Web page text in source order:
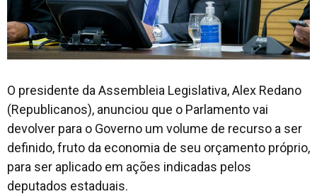
O presidente da Assembleia Legislativa, Alex Redano
(Republicanos), anunciou que o Parlamento vai
devolver para o Governo um volume de recurso a ser
definido, fruto da economia de seu orçamento próprio,
para ser aplicado em ações indicadas pelos
deputados estaduais.